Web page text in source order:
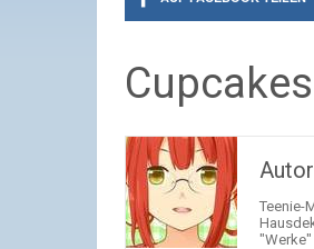
Cupcakes
Teenie-
"Werke"